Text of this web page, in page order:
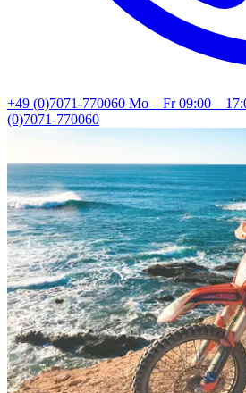
+49 (0)7071-770060 Mo – Fr 09:00 –
(0)7071-770060